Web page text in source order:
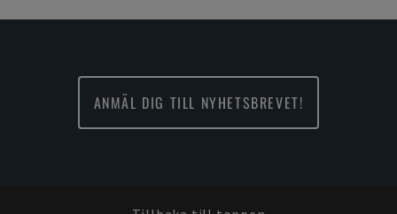
ANMÄL DIG TILL NYHETSBREVET!